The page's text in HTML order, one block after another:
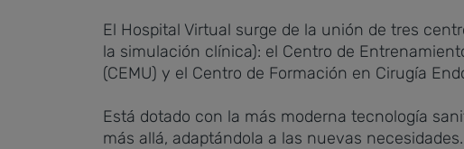
El Hospital Virtual surge de la unión de tres
la simulación clínica): el Centro de
(CEMU) y el Centro de Formación en Cirugía
Está dotado con la más moderna tecnología
más allá, adaptándola a las nuevas